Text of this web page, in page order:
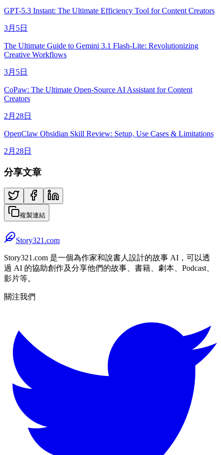
GPT-5.3 Instant: The Ultimate Efficiency Tool for Content Creators
3月5日
The Ultimate Guide to Gemini 3.1 Flash-Lite: Revolutionizing
Creative Workflows
3月5日
CoPaw: The Ultimate Open-Source AI Assistant for Content
Creators
2月28日
OpenClaw Obsidian Skill Review: Setup, Use Cases & Limitations
2月28日
分享文章
複製連結
Story321.com
Story321.com 是一個為作家和說書人設計的故事 AI，可以透
過 AI 的協助創作及分享他們的故事、書籍、劇本、Podcast、
影片等。
關注我們